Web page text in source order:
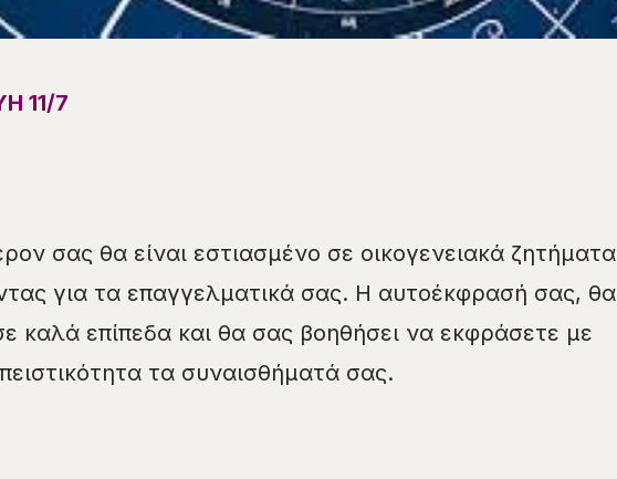
11/7
σας θα είναι εστιασμένο σε οικογενειακά ζητήματα
για τα επαγγελματικά σας. Η αυτοέκφρασή σας, θα
καλά επίπεδα και θα σας βοηθήσει να εκφράσετε με
τα συναισθήματά σας.